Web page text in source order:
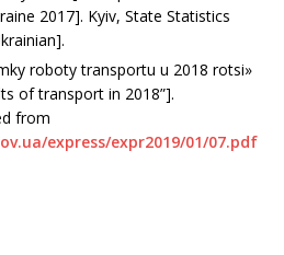
2017]. Kyiv, State Statistics
roboty transportu u 2018 rotsi»
of transport in 2018”].
from
express/expr2019/01/07.pdf